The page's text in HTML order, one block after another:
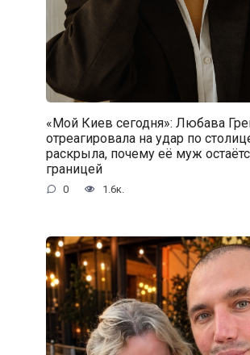
«Мой Киев сегодня»: Любава
отреагировала на удар по
раскрыла, почему её муж
границей
0 1.6к.